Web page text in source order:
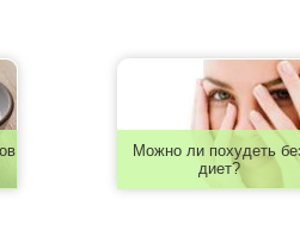
Можно ли похудеть
диет?